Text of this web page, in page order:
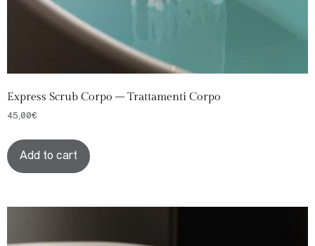
Express Scrub Corpo – Trattamenti Corpo
45,00€
Add to cart